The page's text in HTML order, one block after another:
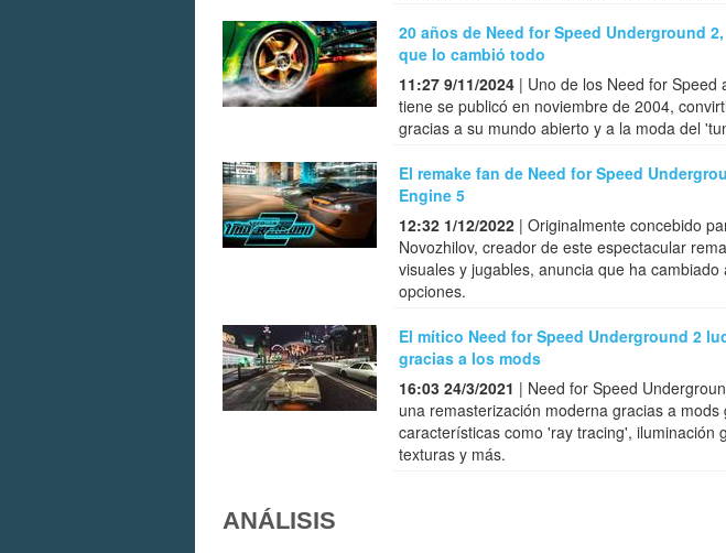
20 años de Need for Speed Underground
que lo cambió todo
11:27 9/11/2024 | Uno de los Need for Speed
tiene se publicó en noviembre de 2004,
gracias a su mundo abierto y a la moda del
El remake fan de Need for Speed
Engine 5
12:32 1/12/2022 | Originalmente concebido
Novozhilov, creador de este espectacular
visuales y jugables, anuncia que ha
opciones.
El mítico Need for Speed Underground 2
gracias a los mods
16:03 24/3/2021 | Need for Speed
una remasterización moderna gracias a
características como 'ray tracing', iluminación
texturas y más.
ANÁLISIS